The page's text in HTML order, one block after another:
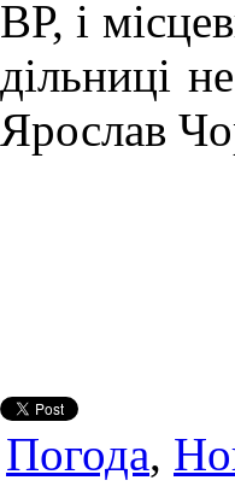
ВР, і
дільниці
Ярослав
Погода,